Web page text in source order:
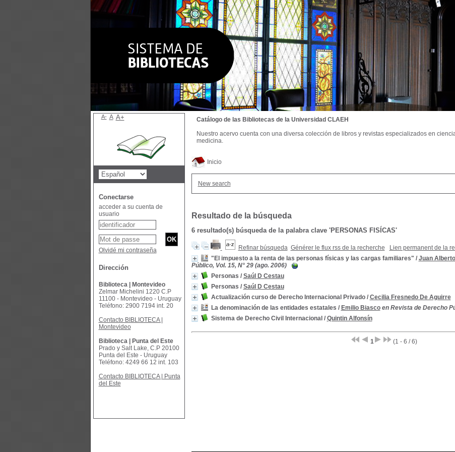
Inicio
New search
Resultado de la búsqueda
6 resultado(s) búsqueda de la palabra clave 'PERSONAS FISÍCAS'
Refinar búsqueda Générer le flux rss de la recherche Lien permanent de la
"El impuesto a la renta de las personas físicas y las cargas familiares" / Juan
Público, Vol. 15, N° 29 (ago. 2006)
Personas / Saúl D Cestau
Personas / Saúl D Cestau
Actualización curso de Derecho Internacional Privado/ Cecilia Fresnedo De Aguirre
La denominación de las entidades estatales / Emilio Biasco en Revista de Derecho
Sistema de Derecho Civil Internacional / Quintin Alfonsín
1 (1 - 6 / 6)
Catálogo de las Bibliotecas de la Universidad CLAEH
Nuestro acervo cuenta con una diversa colección de libros y revistas especializados en
medicina.
A- A A+
Conectarse
acceder a su cuenta de
usuario
Olvidé mi contraseña
Dirección
Biblioteca | Montevideo
Zelmar Michelini 1220 C.P
11100 - Montevideo - Uruguay
Teléfono: 2900 7194 int. 20
Contacto BIBLIOTECA |
Montevideo
Biblioteca | Punta del Este
Prado y Salt Lake, C.P 20100
Punta del Este - Uruguay
Teléfono: 4249 66 12 int. 103
Contacto BIBLIOTECA | Punta
del Este